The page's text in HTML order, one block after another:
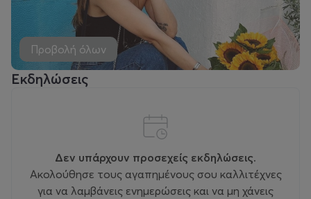
Προβολή όλων
Εκδηλώσεις
Δεν υπάρχουν προσεχείς εκδηλώσεις.
Ακολούθησε τους αγαπημένους σου καλλιτέχνες
για να λαμβάνεις ενημερώσεις και να μη χάνεις